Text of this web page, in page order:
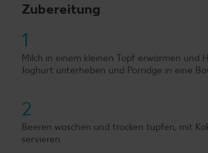
Zubereitung
1
Milch in einem kleinen Topf erwärmen und
Joghurt unterheben und Porridge in eine
2
Beeren waschen und trocken tupfen, mit
servieren.